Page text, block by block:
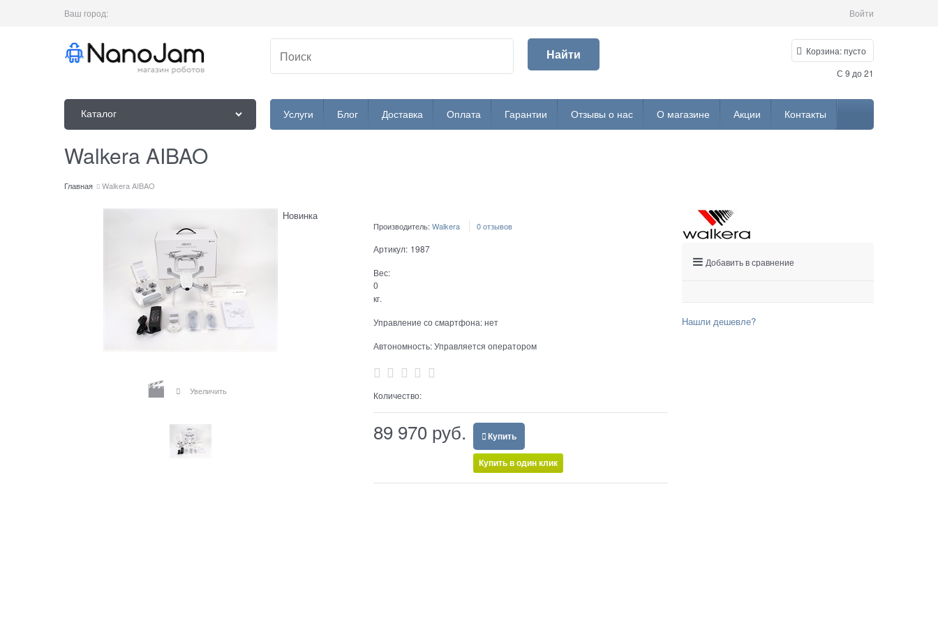
Ваш город: Войти
Найти Корзина:пусто
С 9 до 21
Каталог Услуги Блог Доставка Оплата Гарантии Отзывы о нас О магазине Акции Контакты
Walkera AIBAO
Главная Walkera AIBAO
Новинка
Увеличить
Производитель: Walkera 0 отзывов
Артикул: 1987
Вес:
0
кг.
Управление со смартфона:нет
Автономность:Управляется оператором
Количество:
89 970 руб. Купить
Купить в один клик
Добавить в сравнение
Нашли дешевле?